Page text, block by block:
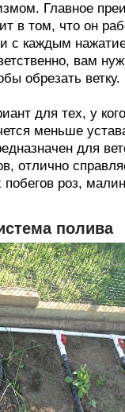
Главное
в том, что он
и с каждым
вам
обрезать ветку.
для тех, у
меньше
для
отлично
побегов роз,
полива